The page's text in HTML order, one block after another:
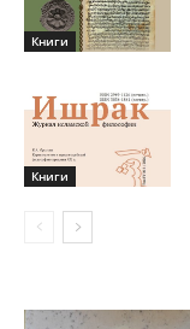
Книги
Книги